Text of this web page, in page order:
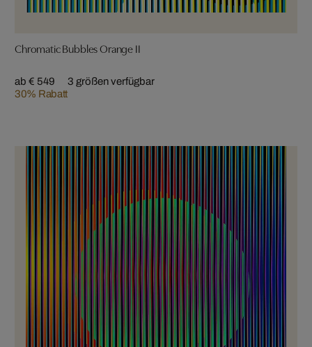
Chromatic Bubbles Orange II
ab € 549
30% Rabatt
3 größen verfügbar